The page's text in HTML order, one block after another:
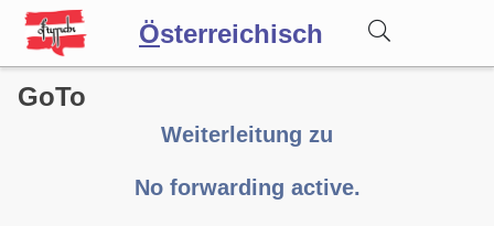
Österreichisch
Wörterbuch
GoTo
Weiterleitung zu
No forwarding active.